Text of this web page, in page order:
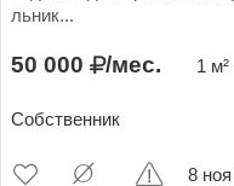
льник...
50 000 /мес. 1
Собственник
8